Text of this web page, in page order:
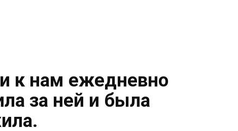
к нам ежедневно
за ней и была